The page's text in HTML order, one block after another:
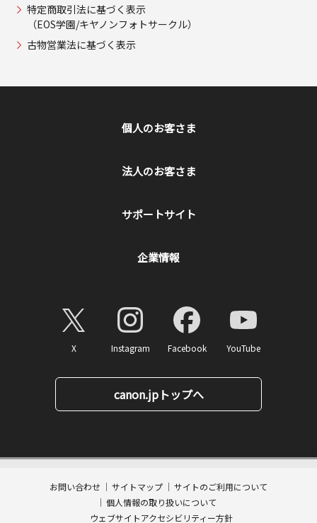
カートに入れる
特定商取引法に基づく表示
（EOS学園/キヤノンフォトサークル）
古物営業法に基づく表示
個人のお客さま
法人のお客さま
サポートサイト
企業情報
X Instagram Facebook YouTube
canon.jpトップへ
お問い合わせ サイトマップ
サイトのご利用について
個人情報の取り扱いについて
ウェブサイトアクセシビリティー方針